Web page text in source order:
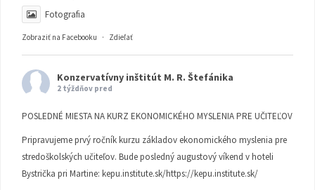
Fotografia
Zobraziť na Facebooku · Zdieľať
Konzervatívny inštitút M. R. Štefánika
2 týždňov pred
POSLEDNÉ MIESTA NA KURZ EKONOMICKÉHO MYSLENIA PRE UČITEĽOV
Pripravujeme prvý ročník kurzu základov ekonomického myslenia pre
stredoškolských učiteľov. Bude posledný augustový víkend v hoteli
Bystrička pri Martine: kepu.institute.sk/https://kepu.institute.sk/